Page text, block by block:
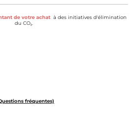
g
r
g
r
g
e
r
g
e
r
de votre achat à des initiatives d'élimination
du CO₂.
fréquentes)